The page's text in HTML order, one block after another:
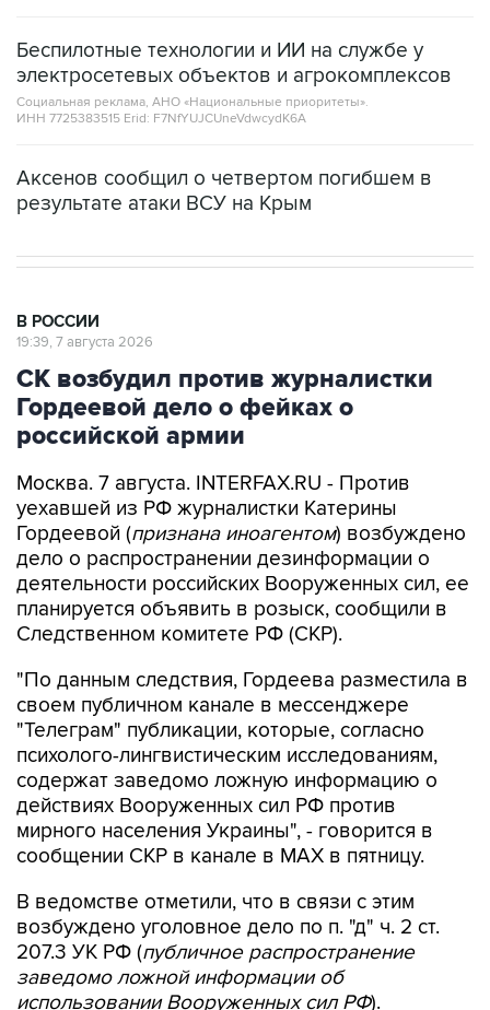
Беспилотные технологии и ИИ на службе у
электросетевых объектов и агрокомплексов
Социальная реклама, АНО «Национальные приоритеты».
ИНН 7725383515 Erid: F7NfYUJCUneVdwcydK6A
Аксенов сообщил о четвертом погибшем в
результате атаки ВСУ на Крым
В РОССИИ
19:39, 7 августа 2026
СК возбудил против журналистки
Гордеевой дело о фейках о
российской армии
Москва. 7 августа. INTERFAX.RU - Против
уехавшей из РФ журналистки Катерины
Гордеевой (признана иноагентом) возбуждено
дело о распространении дезинформации о
деятельности российских Вооруженных сил, ее
планируется объявить в розыск, сообщили в
Следственном комитете РФ (СКР).
"По данным следствия, Гордеева разместила в
своем публичном канале в мессенджере
"Телеграм" публикации, которые, согласно
психолого-лингвистическим исследованиям,
содержат заведомо ложную информацию о
действиях Вооруженных сил РФ против
мирного населения Украины", - говорится в
сообщении СКР в канале в MAX в пятницу.
В ведомстве отметили, что в связи с этим
возбуждено уголовное дело по п. "д" ч. 2 ст.
207.3 УК РФ (публичное распространение
заведомо ложной информации об
использовании Вооруженных сил РФ).